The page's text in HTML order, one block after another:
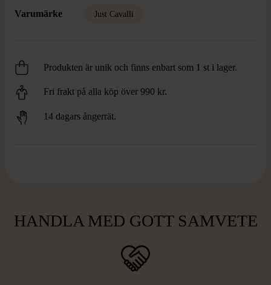
Varumärke Just Cavalli
Produkten är unik och finns enbart som 1 st i lager.
Fri frakt på alla köp över 990 kr.
14 dagars ångerrät.
HANDLA MED GOTT SAMVETE